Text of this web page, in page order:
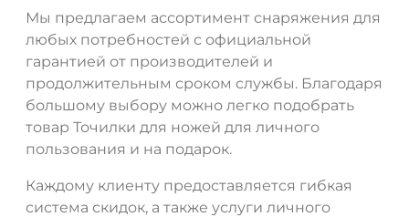
Мы предлагаем ассортимент снаряжения для
любых потребностей с официальной
гарантией от производителей и
продолжительным сроком службы. Благодаря
большому выбору можно легко подобрать
товар Точилки для ножей для личного
пользования и на подарок.
Каждому клиенту предоставляется гибкая
система скидок, а также услуги личного